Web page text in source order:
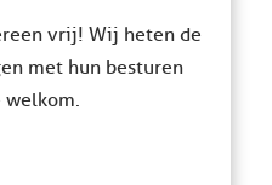
vrij! Wij heten de
met hun besturen
welkom.